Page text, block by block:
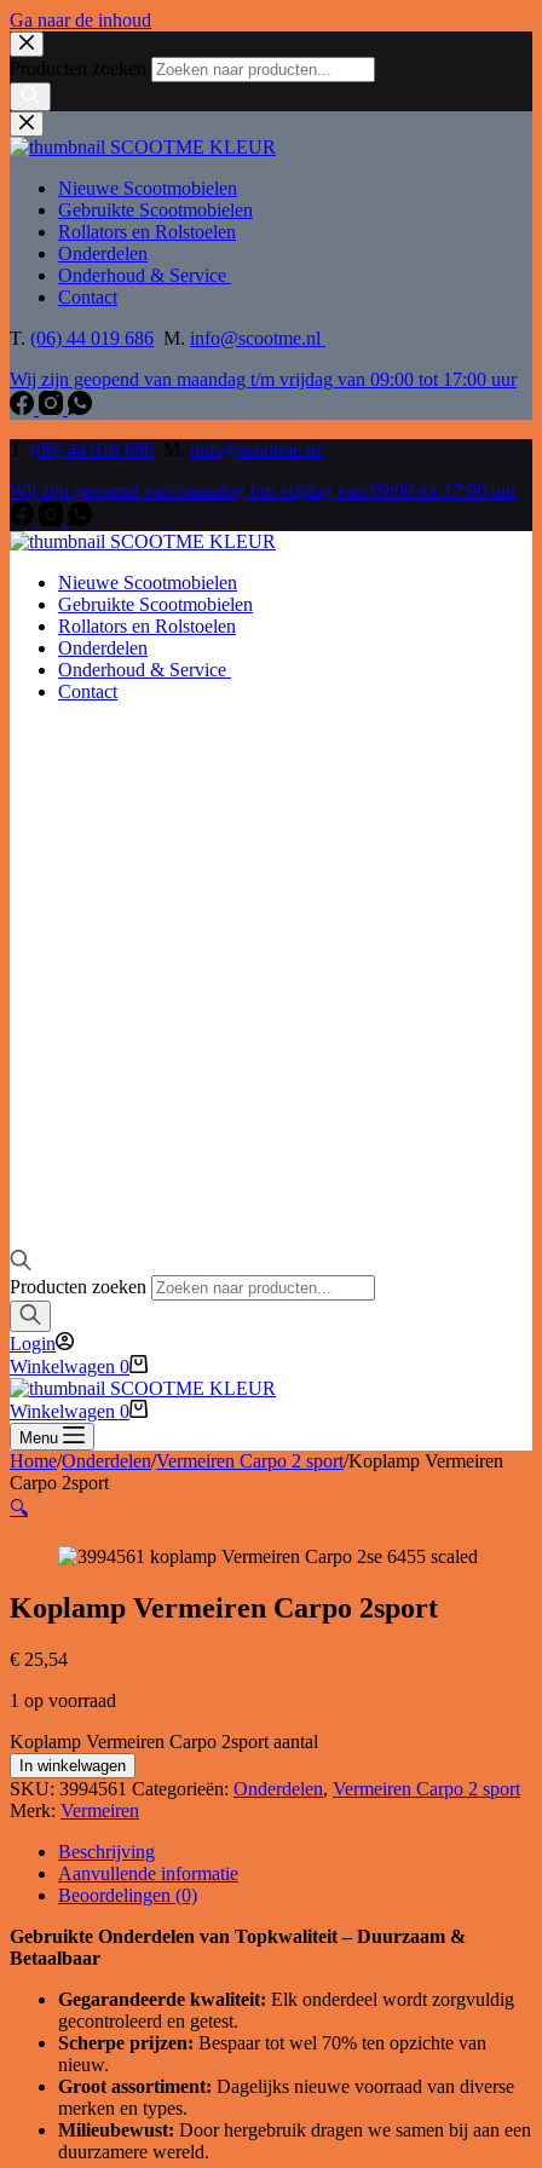
Ga naar de inhoud
Producten zoeken
Nieuwe Scootmobielen
Gebruikte Scootmobielen
Rollators en Rolstoelen
Onderdelen
Onderhoud & Service
Contact
T. (06) 44 019 686 M. info@scootme.nl
Wij zijn geopend van maandag t/m vrijdag van 09:00 tot 17:00 uur
(06) 44 019 686
info@scootme.nl
Wij zijn geopend van maandag t/m vrijdag van 09:00 tot 17:00 uur
Nieuwe Scootmobielen
Gebruikte Scootmobielen
Rollators en Rolstoelen
Onderdelen
Onderhoud & Service
Contact
Producten zoeken
Login
Winkelwagen 0
Winkelwagen 0
Menu
Home/Onderdelen/Vermeiren Carpo 2 sport/Koplamp Vermeiren
Carpo 2sport
🔍
Koplamp Vermeiren Carpo 2sport
€ 25,54
1 op voorraad
Koplamp Vermeiren Carpo 2sport aantal
In winkelwagen
SKU: 3994561 Categorieën: Onderdelen, Vermeiren Carpo 2 sport
Merk: Vermeiren
Beschrijving
Aanvullende informatie
Beoordelingen (0)
Gebruikte Onderdelen van Topkwaliteit – Duurzaam &
Betaalbaar
Gegarandeerde kwaliteit: Elk onderdeel wordt zorgvuldig
gecontroleerd en getest.
Scherpe prijzen: Bespaar tot wel 70% ten opzichte van
nieuw.
Groot assortiment: Dagelijks nieuwe voorraad van diverse
merken en types.
Milieubewust: Door hergebruik dragen we samen bij aan een
duurzamere wereld.